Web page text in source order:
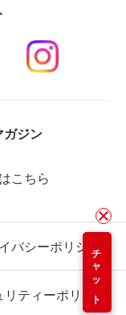
チャット
ガジン
こちら
バシーポリシー
ティーポリシー